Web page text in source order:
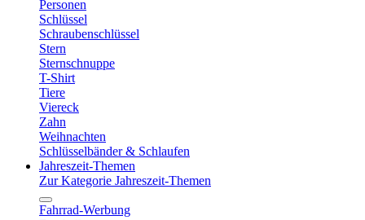
Personen
Schlüssel
Schraubenschlüssel
Stern
Sternschnuppe
T-Shirt
Tiere
Viereck
Zahn
Weihnachten
Schlüsselbänder & Schlaufen
Jahreszeit-Themen
Zur Kategorie Jahreszeit-Themen
Fahrrad-Werbung